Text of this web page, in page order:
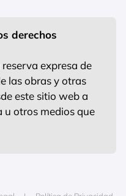
derechos
expresa de
las obras y otras
este sitio web a
u otros medios que